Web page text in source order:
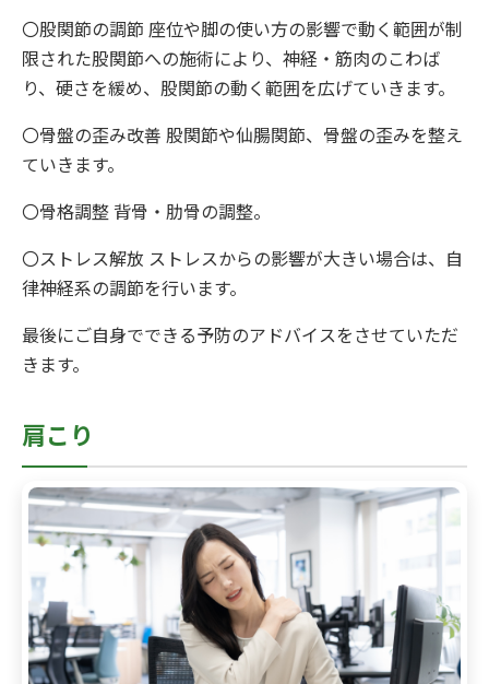
〇股関節の調節 座位や脚の使い方の影響で動く範囲が制
限された股関節への施術により、神経・筋肉のこわば
り、硬さを緩め、股関節の動く範囲を広げていきます。
〇骨盤の歪み改善 股関節や仙腸関節、骨盤の歪みを整え
ていきます。
〇骨格調整 背骨・肋骨の調整。
〇ストレス解放 ストレスからの影響が大きい場合は、自
律神経系の調節を行います。
最後にご自身でできる予防のアドバイスをさせていただ
きます。
肩こり